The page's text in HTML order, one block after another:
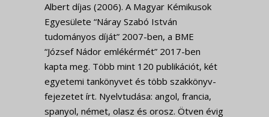
Albert díjas (2006). A Magyar Kémikusok
Egyesülete “Náray Szabó István
tudományos díját” 2007-ben, a BME
“József Nádor emlékérmét” 2017-ben
kapta meg. Több mint 120 publikációt, két
egyetemi tankönyvet és több szakkönyv-
fejezetet írt. Nyelvtudása: angol, francia,
spanyol, német, olasz és orosz. Ötven évig